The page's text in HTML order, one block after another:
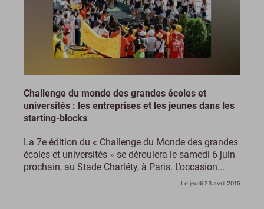
Challenge du monde des grandes écoles et
universités : les entreprises et les jeunes dans les
starting-blocks
La 7e édition du « Challenge du Monde des grandes
écoles et universités » se déroulera le samedi 6 juin
prochain, au Stade Charléty, à Paris. L’occasion...
Le jeudi 23 avril 2015